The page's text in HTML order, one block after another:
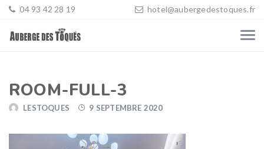
04 93 42 28 19 hotel@aubergedestoques.fr
ROOM-FULL-3
LESTOQUES 9 SEPTEMBRE 2020